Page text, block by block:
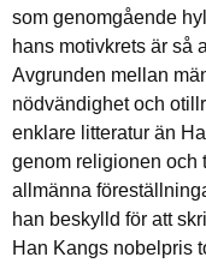
som genomgående
hans motivkrets är så
Avgrunden mellan
nödvändighet och
enklare litteratur än
genom religionen och
allmänna
han beskylld för att
Han Kangs nobelpris